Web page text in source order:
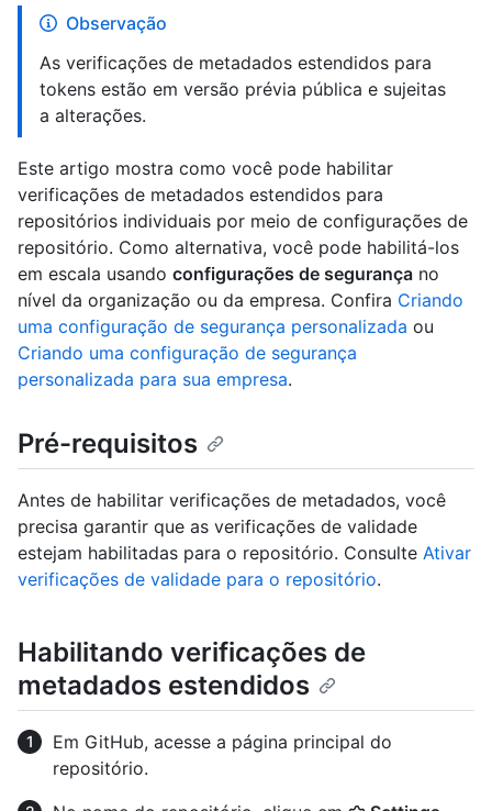
Observação
As verificações de metadados estendidos para
tokens estão em versão prévia pública e sujeitas
a alterações.
Este artigo mostra como você pode habilitar
verificações de metadados estendidos para
repositórios individuais por meio de configurações de
repositório. Como alternativa, você pode habilitá-los
em escala usando configurações de segurança no
nível da organização ou da empresa. Confira Criando
uma configuração de segurança personalizada ou
Criando uma configuração de segurança
personalizada para sua empresa.
Pré-requisitos
Antes de habilitar verificações de metadados, você
precisa garantir que as verificações de validade
estejam habilitadas para o repositório. Consulte Ativar
verificações de validade para o repositório.
Habilitando verificações de
metadados estendidos
Em GitHub, acesse a página principal do
repositório.